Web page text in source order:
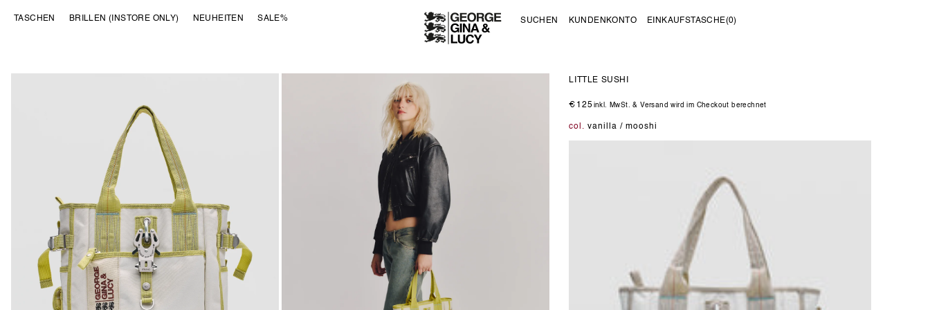
DIREKT ZUM
TASCHEN BRILLEN (INSTORE ONLY) NEUHEITEN SALE% SUCHEN KUNDENKONTO EINKAUFSTASCHE(0)
LITTLE SUSHI
Normaler
€125 inkl. MwSt. & Versand wird im Checkout berechnet
col. vanilla / mooshi